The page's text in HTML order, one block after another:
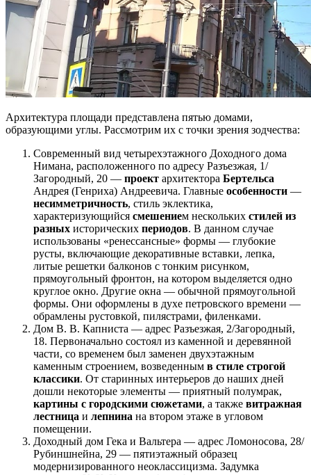
Архитектура площади представлена пятью домами,
образующими углы. Рассмотрим их с точки зрения зодчества:
Современный вид четырехэтажного Доходного дома
Нимана, расположенного по адресу Разъезжая, 1/
Загородный, 20 — проект архитектора Бертельса
Андрея (Генриха) Андреевича. Главные особенности —
несимметричность, стиль эклектика,
характеризующийся смешением нескольких стилей из
разных исторических периодов. В данном случае
использованы «ренессансные» формы — глубокие
русты, включающие декоративные вставки, лепка,
литые решетки балконов с тонким рисунком,
прямоугольный фронтон, на котором выделяется одно
круглое окно. Другие окна — обычной прямоугольной
формы. Они оформлены в духе петровского времени —
обрамлены рустовкой, пилястрами, филенками.
Дом В. В. Капниста — адрес Разъезжая, 2/Загородный,
18. Первоначально состоял из каменной и деревянной
части, со временем был заменен двухэтажным
каменным строением, возведенным в стиле строгой
классики. От старинных интерьеров до наших дней
дошли некоторые элементы — приятный полумрак,
картины с городскими сюжетами, а также витражная
лестница и лепнина на втором этаже в угловом
помещении.
Доходный дом Гека и Вальтера — адрес Ломоносова, 28/
Рубиншнейна, 29 — пятиэтажный образец
модернизированного неоклассицизма. Задумка